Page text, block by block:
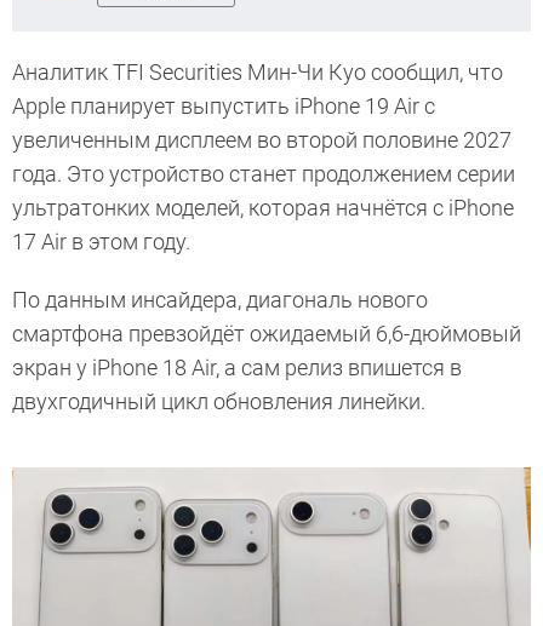
Аналитик TFI Securities Мин-Чи Куо сообщил, что
Apple планирует выпустить iPhone 19 Air с
увеличенным дисплеем во второй половине 2027
года. Это устройство станет продолжением серии
ультратонких моделей, которая начнётся с iPhone
17 Air в этом году.
По данным инсайдера, диагональ нового
смартфона превзойдёт ожидаемый 6,6-дюймовый
экран у iPhone 18 Air, а сам релиз впишется в
двухгодичный цикл обновления линейки.